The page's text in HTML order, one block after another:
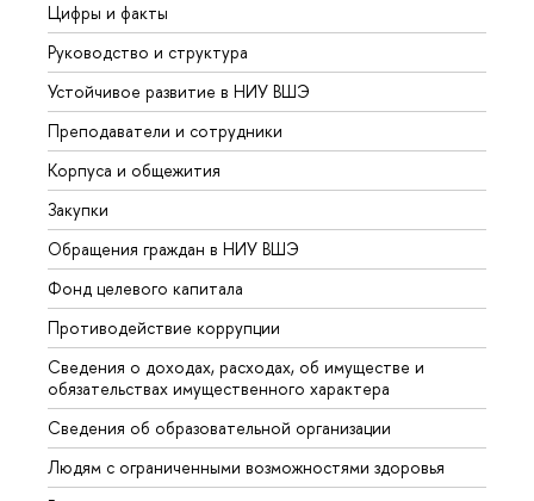
Цифры и факты
Руководство и структура
Устойчивое развитие в НИУ ВШЭ
Преподаватели и сотрудники
Корпуса и общежития
Закупки
Обращения граждан в НИУ ВШЭ
Фонд целевого капитала
Противодействие коррупции
Сведения о доходах, расходах, об имуществе и
обязательствах имущественного характера
Сведения об образовательной организации
Людям с ограниченными возможностями здоровья